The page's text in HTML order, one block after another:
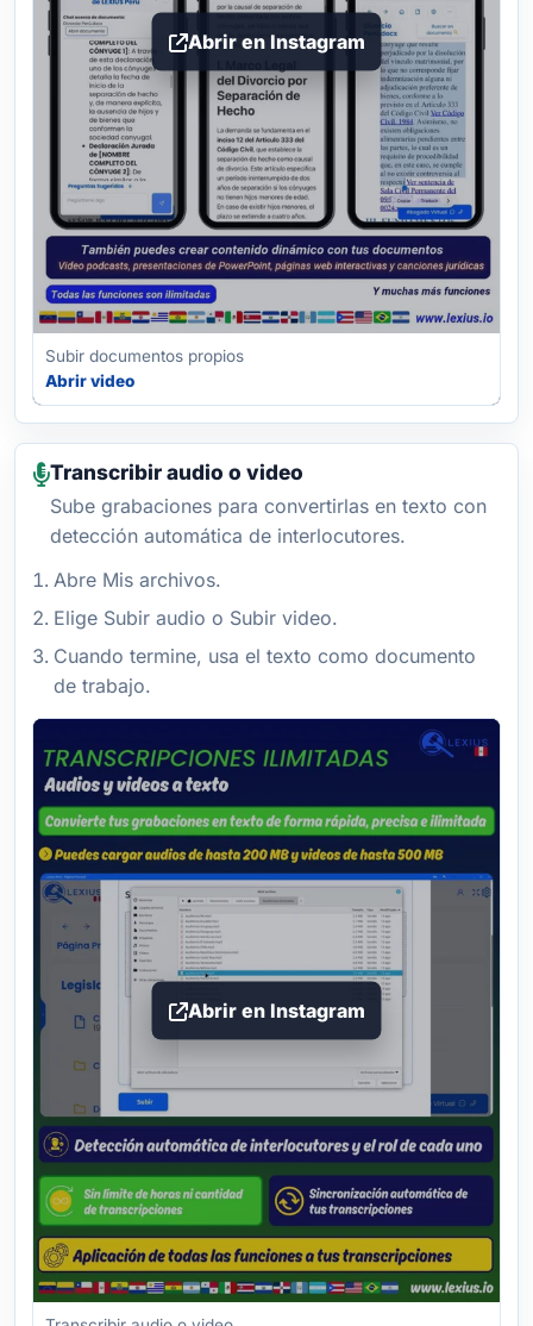
Abrir en Instagram
Subir documentos propios
Abrir video
Transcribir audio o video
Sube grabaciones para convertirlas en texto con
detección automática de interlocutores.
Abre Mis archivos.
Elige Subir audio o Subir video.
Cuando termine, usa el texto como documento
de trabajo.
Abrir en Instagram